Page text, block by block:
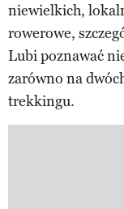
niewielkich,
rowerowe,
Lubi poznawać
zarówno na
trekkingu.